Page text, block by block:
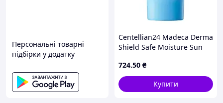
Персональні товарні
підбірки у додатку
Centellian24 Madeca Derma
Shield Safe Moisture Sun
Зволожувальний
сонцезахисний крем для
обличчя
724.50 ₴
Купити